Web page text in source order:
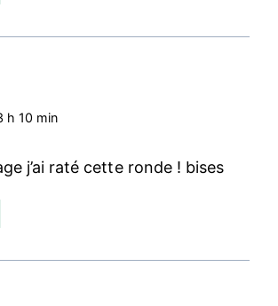
h 10 min
j’ai raté cette ronde ! bises